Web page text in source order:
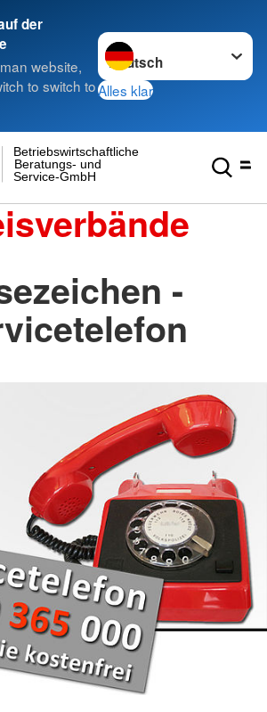
der
website,
to switch to
Sprache wechseln zu
Alles klar
Service-GmbH
Beratungs- und
Betriebswirtschaftliche
-